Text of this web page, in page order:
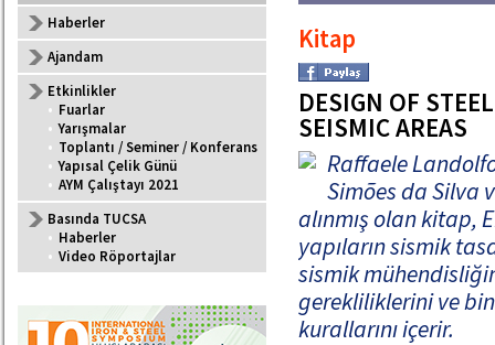
Haberler
Ajandam
Etkinlikler
• Fuarlar
• Yarışmalar
• Toplantı / Seminer / Konferans
• Yapısal Çelik Günü
• AYM Çalıştayı 2021
Basında TUCSA
• Haberler
• Video Röportajlar
Kitap
DESIGN OF
SEISMIC AREAS
Raffaele
Simões da Silva
alınmış olan kitap,
yapıların sismik
sismik
gerekliliklerini ve
kurallarını içerir.